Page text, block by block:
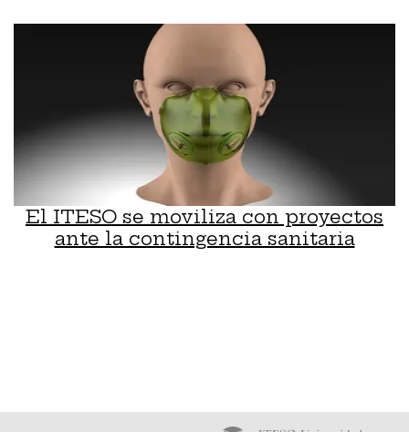
El ITESO se moviliza con proyectos
ante la contingencia sanitaria